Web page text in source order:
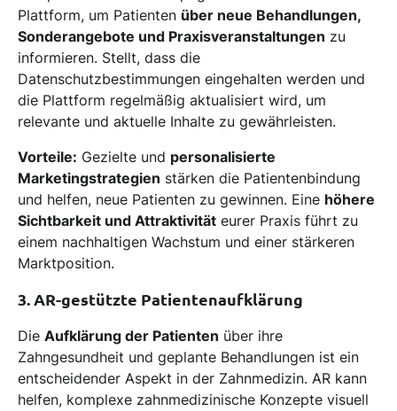
Plattform, um Patienten über neue Behandlungen,
Sonderangebote und Praxisveranstaltungen zu
informieren. Stellt, dass die
Datenschutzbestimmungen eingehalten werden und
die Plattform regelmäßig aktualisiert wird, um
relevante und aktuelle Inhalte zu gewährleisten.
Vorteile: Gezielte und personalisierte
Marketingstrategien stärken die Patientenbindung
und helfen, neue Patienten zu gewinnen. Eine höhere
Sichtbarkeit und Attraktivität eurer Praxis führt zu
einem nachhaltigen Wachstum und einer stärkeren
Marktposition.
3. AR-gestützte Patientenaufklärung
Die Aufklärung der Patienten über ihre
Zahngesundheit und geplante Behandlungen ist ein
entscheidender Aspekt in der Zahnmedizin. AR kann
helfen, komplexe zahnmedizinische Konzepte visuell